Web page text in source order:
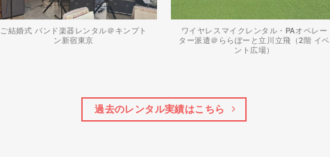
ご結婚式 バンド楽器レンタル＠キンプト
ン新宿東京
ワイヤレスマイクレンタル・PAオペレー
ター派遣＠ららぽーと立川立飛（2階 イベ
ント広場）
過去のレンタル実績はこちら